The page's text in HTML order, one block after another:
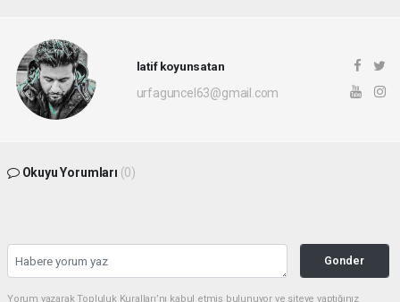
latif koyunsatan
urfaguncel63@gmail.com
Okuyu Yorumları (0)
Gonder
Yorum yazarak Topluluk Kuralları’nı kabul etmiş bulunuyor ve siteye yaptığınız